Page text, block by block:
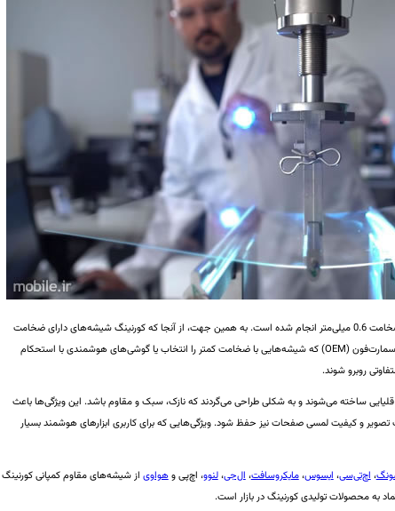
البته شایان توجه است که این آزمایش‌ها با شیشه‌هایی با ضخامت 0.6 میلی‌متر انجام شده است. به همین جهت، از آنجا که کورنینگ شیشه‌های دارای ضخامت
0.4 میلی‌متر را نیز تولید می‌کند، شرکت‌های مادر تولید‌کننده اسمارت‌فون (OEM) که شیشه‌هایی با ضخامت کمتر را انتخاب یا گوشی‌های هوشمندی با استحکام
روبرو شوند.
قلیایی ساخته می‌شوند و به شکلی طراحی می‌گردند که نازک، سبک و مقاوم باشد. این ویژگی‌ها باعث
و کیفیت لمسی صفحات نیز حفظ شود. ویژگی‌هایی که برای کاربری ابزارهای هوشمند بسیار
،اچ‌تی‌سی،ایسوس،مایکروسافت،ال‌جی،لنوو، اچ‌پی وهواوی از شیشه‌های مقاوم کمپانی کورنینگ
به محصولات تولیدی کورنینگ در بازار است.